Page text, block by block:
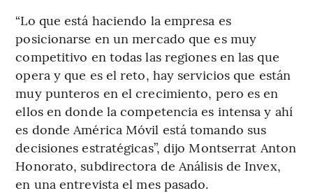
“Lo que está haciendo la empresa es
posicionarse en un mercado que es muy
competitivo en todas las regiones en las que
opera y que es el reto, hay servicios que están
muy punteros en el crecimiento, pero es en
ellos en donde la competencia es intensa y ahí
es donde América Móvil está tomando sus
decisiones estratégicas”, dijo Montserrat Anton
Honorato, subdirectora de Análisis de Invex,
en una entrevista el mes pasado.